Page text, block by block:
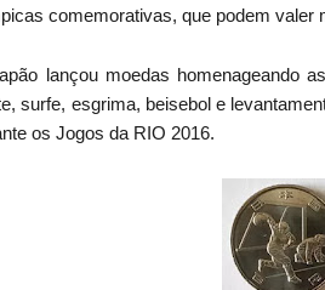
comemorativas, que podem valer
lançou moedas homenageando
surfe, esgrima, beisebol e
os Jogos da RIO 2016.